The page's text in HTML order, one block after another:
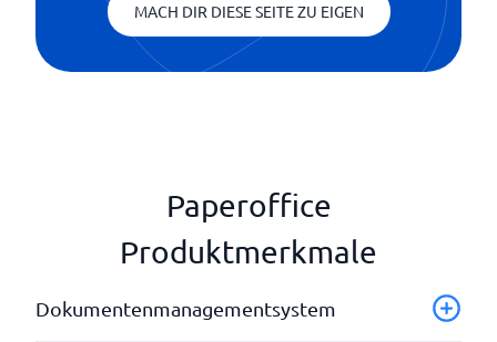
MACH DIR DIESE SEITE ZU EIGEN
Paperoffice
Produktmerkmale
Dokumentenmanagementsystem